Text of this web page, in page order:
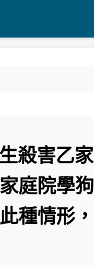
殺害乙家
庭院學狗
種情形，